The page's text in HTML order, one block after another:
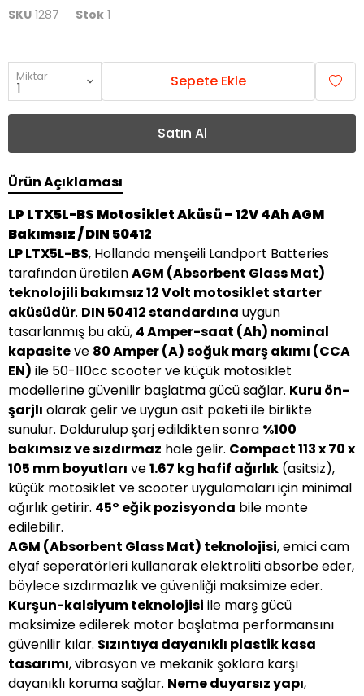
SKU 1287 Stok 1
Miktar Sepete Ekle
Satın Al
Ürün Açıklaması
LP LTX5L-BS Motosiklet Aküsü – 12V 4Ah AGM
Bakımsız / DIN 50412
LP LTX5L-BS, Hollanda menşeili Landport Batteries
tarafından üretilenAGM (Absorbent Glass Mat)
teknolojili bakımsız 12 Volt motosiklet starter
aküsüdür. DIN 50412 standardına uygun
tasarlanmış bu akü, 4 Amper-saat (Ah) nominal
kapasiteve 80 Amper (A) soğuk marş akımı (CCA
EN) ile 50-110cc scooter ve küçük motosiklet
modellerine güvenilir başlatma gücü sağlar. Kuru ön-
şarjlı olarak gelir ve uygun asit paketi ile birlikte
sunulur. Doldurulup şarj edildikten sonra %100
bakımsız ve sızdırmaz hale gelir. Compact 113 x 70 x
105 mm boyutları ve1.67 kg hafif ağırlık (asitsiz),
küçük motosiklet ve scooter uygulamaları için minimal
ağırlık getirir. 45° eğik pozisyonda bile monte
edilebilir.
AGM (Absorbent Glass Mat) teknolojisi, emici cam
elyaf seperatörleri kullanarak elektroliti absorbe eder,
böylece sızdırmazlık ve güvenliği maksimize eder.
Kurşun-kalsiyum teknolojisi ile marş gücü
maksimize edilerek motor başlatma performansını
güvenilir kılar. Sızıntıya dayanıklı plastik kasa
tasarımı, vibrasyon ve mekanik şoklara karşı
dayanıklı koruma sağlar. Neme duyarsız yapı,